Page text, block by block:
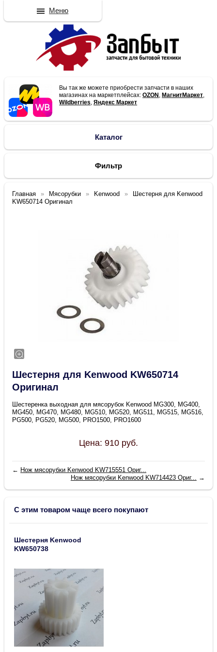
Вы так же можете приобрести запчасти в наших
магазинах на маркетплейсах:OZON , МагнитМаркет,
Wildberries,Яндекс Маркет
Каталог
Фильтр
Главная Мясорубки Kenwood
Шестерня для Kenwood
KW650714 Оригинал
Шестерня для Kenwood KW650714
Оригинал
Шестеренка выходная для мясорубок Kenwood MG300, MG400,
MG450, MG470, MG480, MG510, MG520, MG511, MG515, MG516,
PG500, PG520, MG500, PRO1500, PRO1600
Цена: 910 руб.
← Нож мясорубки Kenwood KW715551 Ориг...
Нож мясорубки Kenwood KW714423 Ориг... →
С этим товаром чаще всего покупают
Шестерня Kenwood
KW650738
Меню